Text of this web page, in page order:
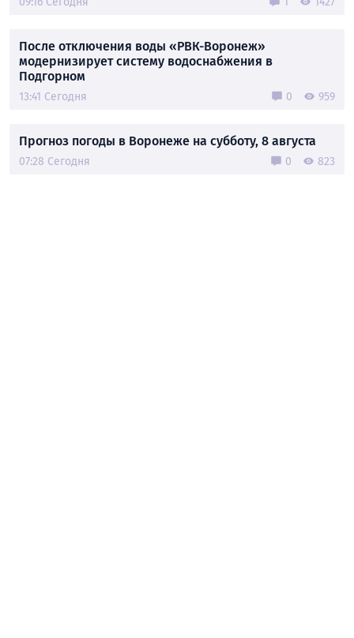
После отключения воды «РВК-Воронеж»
модернизирует систему водоснабжения в
Подгорном
13:41 Сегодня 0 959
Прогноз погоды в Воронеже на субботу, 8 августа
07:28 Сегодня 0 823